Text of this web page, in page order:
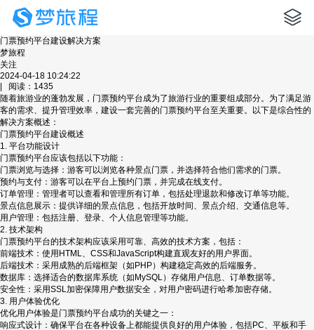
门票预约平台建设解决方案
梦旅程
关注
2024-04-18 10:24:22
| 阅读：1435
随着旅游业的蓬勃发展，门票预约平台成为了旅游行业的重要组成部分。为了满足游
客的需求、提升管理效率，建设一套完善的门票预约平台至关重要。以下是综合性的
解决方案概述：
门票预约平台建设概述
1. 平台功能设计
门票预约平台应该包括以下功能：
门票浏览与选择：游客可以浏览各种景点门票，并选择符合他们需求的门票。
预约与支付：游客可以在平台上预约门票，并完成在线支付。
订单管理：管理者可以查看和管理所有订单，包括处理退款和修改订单等功能。
景点信息展示：提供详细的景点信息，包括开放时间、景点介绍、交通信息等。
用户管理：包括注册、登录、个人信息管理等功能。
2. 技术架构
门票预约平台的技术架构应该采用可靠、高效的技术方案，包括：
前端技术：使用HTML、CSS和JavaScript构建直观友好的用户界面。
后端技术：采用成熟的后端框架（如PHP）构建稳定高效的后端服务。
数据库：选择适合的数据库系统（如MySQL）存储用户信息、订单数据等。
安全性：采用SSL加密保障用户数据安全，对用户密码进行哈希加密存储。
3. 用户体验优化
优化用户体验是门票预约平台成功的关键之一：
响应式设计：确保平台在各种设备上都能提供良好的用户体验，包括PC、平板和手